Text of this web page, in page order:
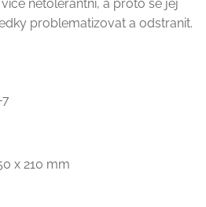
netolerantní, a proto se jej
problematizovat a odstranit.
x 210 mm